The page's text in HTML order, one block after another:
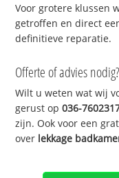
Voor grotere klussen
getroffen en direct
definitieve reparatie.
Offerte of advies nodig?
Wilt u weten wat wij
gerust op036-
zijn. Ook voor een
over lekkage